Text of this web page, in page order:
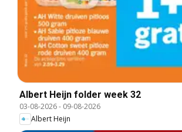
Albert Heijn folder week 32
03-08-2026- 09-08-2026
Albert Heijn